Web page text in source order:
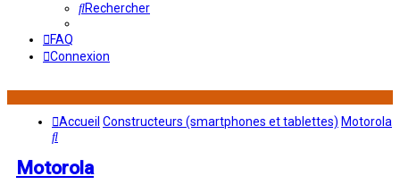
Rechercher
FAQ
Connexion
Accueil Constructeurs (smartphones et tablettes) Motorola
Rechercher
Motorola